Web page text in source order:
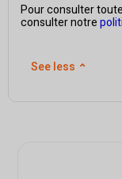
Pour consulter
consulter notre
See less ⌃